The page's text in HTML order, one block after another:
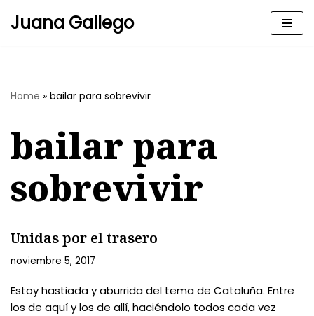
Juana Gallego
Home » bailar para sobrevivir
bailar para
sobrevivir
Unidas por el trasero
noviembre 5, 2017
Estoy hastiada y aburrida del tema de Cataluña. Entre
los de aquí y los de allí, haciéndolo todos cada vez